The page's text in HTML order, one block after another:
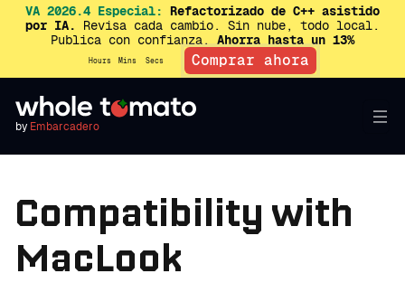
VA 2026.4 Especial: Refactorizado de C++ asistido
por IA.
Revisa cada cambio. Sin nube, todo local.
Publica con confianza. Ahorra hasta un 13%
Hours Mins Secs Comprar ahora
by Embarcadero
Compatibility with
MacLook